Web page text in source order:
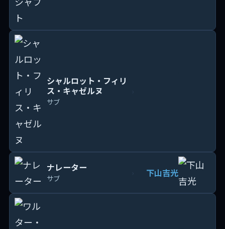
シャルロット・フィリ
ス・キャゼルヌ
サブ
ナレーター
サブ 下山吉光